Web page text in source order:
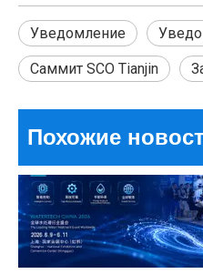
Уведомление
Саммит SCO Tianjin
Похожие
Может ли один